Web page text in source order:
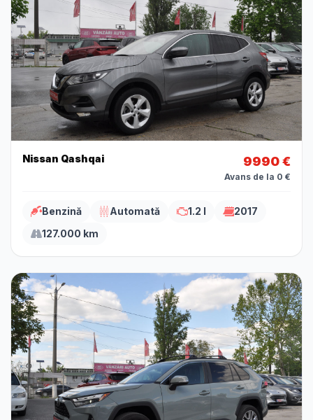
Nissan Qashqai 9990 €
Avans de la 0 €
Benzină Automată 1.2 l
2017
127.000 km